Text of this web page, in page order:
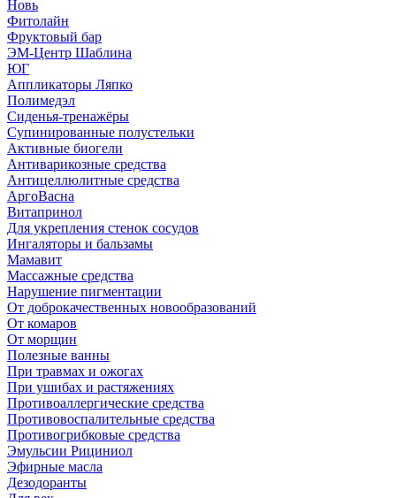
Новь
Фитолайн
Фруктовый бар
ЭМ-Центр Шаблина
ЮГ
Аппликаторы Ляпко
Полимедэл
Сиденья-тренажёры
Супинированные полустельки
Активные биогели
Антиварикозные средства
Антицеллюлитные средства
АргоВасна
Витапринол
Для укрепления стенок сосудов
Ингаляторы и бальзамы
Мамавит
Массажные средства
Нарушение пигментации
От доброкачественных новообразований
От комаров
От морщин
Полезные ванны
При травмах и ожогах
При ушибах и растяжениях
Противоаллергические средства
Противовоспалительные средства
Противогрибковые средства
Эмульсии Рициниол
Эфирные масла
Дезодоранты